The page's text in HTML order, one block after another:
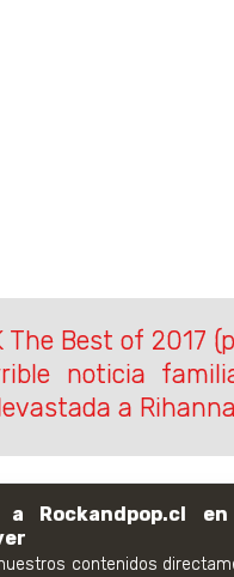
The Best of 2017
noticia
a Rihanna
a Rockandpop.cl en
contenidos